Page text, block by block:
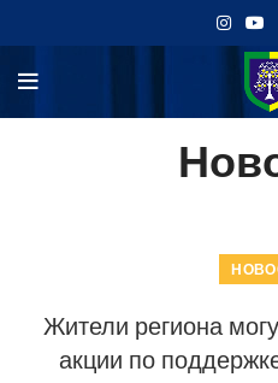
Жители региона
акции по